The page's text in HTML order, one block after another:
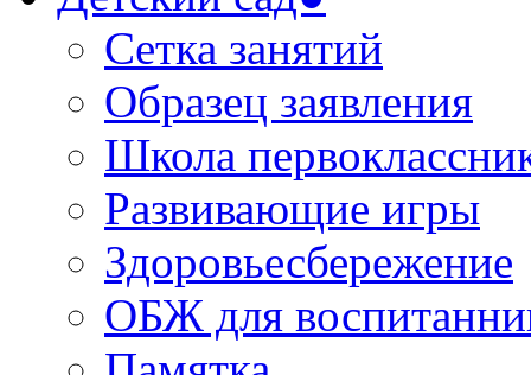
Сетка занятий
Образец заявления
Школа
Развивающие игры
Здоровьесбережение
ОБЖ для